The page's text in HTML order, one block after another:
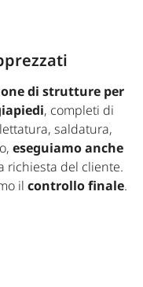
di strutture per
, completi di
saldatura,
eseguiamo anche
richiesta del cliente.
il controllo finale.